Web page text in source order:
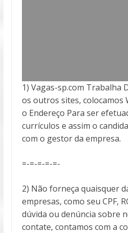
1) Vagas-sp.com Trabalha
os outros sites, colocamos
o Endereço Para ser
currículos e assim o
com o gestor da empresa.
=-=-=-=-=-
2) Não forneça quaisquer
empresas, como seu CPF,
dúvida ou denúncia sobre
contate, contamos com a